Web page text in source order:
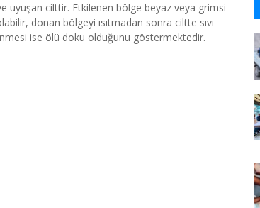
uyuşan cilttir. Etkilenen bölge beyaz veya grimsi
donan bölgeyi ısıtmadan sonra ciltte sıvı
ise ölü doku olduğunu göstermektedir.